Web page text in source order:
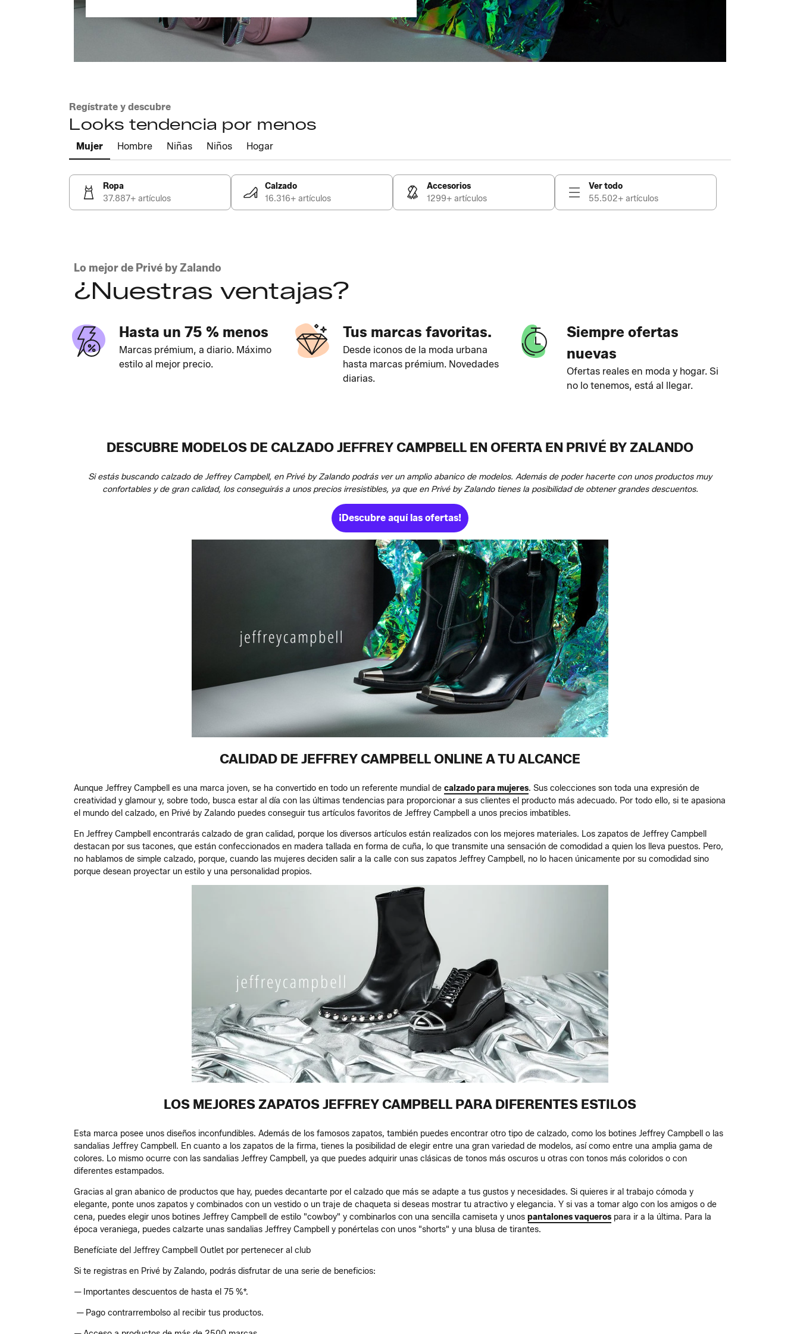
Regístrate y descubre
Looks tendencia por menos
Mujer Hombre Niñas Niños Hogar
Ropa
37.887+ artículos
Calzado
16.316+ artículos
Accesorios
1299+ artículos
Ver todo
55.502+ artículos
Lo mejor de Privé by Zalando
¿Nuestras ventajas?
Hasta un 75 % menos
Marcas prémium, a diario. Máximo
estilo al mejor precio.
Tus marcas favoritas.
Desde iconos de la moda urbana
hasta marcas prémium. Novedades
diarias.
Siempre ofertas
nuevas
Ofertas reales en moda y hogar. Si
no lo tenemos, está al llegar.
DESCUBRE MODELOS DE CALZADO JEFFREY CAMPBELL EN OFERTA EN PRIVÉ BY ZALANDO
Si estás buscando calzado de Jeffrey Campbell, en Privé by Zalando podrás ver un amplio abanico de modelos. Además de poder hacerte con unos productos muy
confortables y de gran calidad, los conseguirás a unos precios irresistibles, ya que en Privé by Zalando tienes la posibilidad de obtener grandes descuentos.
¡Descubre aquí las ofertas!
CALIDAD DE JEFFREY CAMPBELL ONLINE A TU ALCANCE
Aunque Jeffrey Campbell es una marca joven, se ha convertido en todo un referente mundial de calzado para mujeres. Sus colecciones son toda una expresión de
creatividad y glamour y, sobre todo, busca estar al día con las últimas tendencias para proporcionar a sus clientes el producto más adecuado. Por todo ello, si te apasiona
el mundo del calzado, en Privé by Zalando puedes conseguir tus artículos favoritos de Jeffrey Campbell a unos precios imbatibles.
En Jeffrey Campbell encontrarás calzado de gran calidad, porque los diversos artículos están realizados con los mejores materiales. Los zapatos de Jeffrey Campbell
destacan por sus tacones, que están confeccionados en madera tallada en forma de cuña, lo que transmite una sensación de comodidad a quien los lleva puestos. Pero,
no hablamos de simple calzado, porque, cuando las mujeres deciden salir a la calle con sus zapatos Jeffrey Campbell, no lo hacen únicamente por su comodidad sino
porque desean proyectar un estilo y una personalidad propios.
LOS MEJORES ZAPATOS JEFFREY CAMPBELL PARA DIFERENTES ESTILOS
Esta marca posee unos diseños inconfundibles. Además de los famosos zapatos, también puedes encontrar otro tipo de calzado, como los botines Jeffrey Campbell o las
sandalias Jeffrey Campbell. En cuanto a los zapatos de la firma, tienes la posibilidad de elegir entre una gran variedad de modelos, así como entre una amplia gama de
colores. Lo mismo ocurre con las sandalias Jeffrey Campbell, ya que puedes adquirir unas clásicas de tonos más oscuros u otras con tonos más coloridos o con
diferentes estampados.
Gracias al gran abanico de productos que hay, puedes decantarte por el calzado que más se adapte a tus gustos y necesidades. Si quieres ir al trabajo cómoda y
elegante, ponte unos zapatos y combinados con un vestido o un traje de chaqueta si deseas mostrar tu atractivo y elegancia. Y si vas a tomar algo con los amigos o de
cena, puedes elegir unos botines Jeffrey Campbell de estilo "cowboy" y combinarlos con una sencilla camiseta y unos pantalones vaqueros para ir a la última. Para la
época veraniega, puedes calzarte unas sandalias Jeffrey Campbell y ponértelas con unos "shorts" y una blusa de tirantes.
Benefíciate del Jeffrey Campbell Outlet por pertenecer al club
Si te registras en Privé by Zalando, podrás disfrutar de una serie de beneficios:
— Importantes descuentos de hasta el 75 %*.
— Pago contrarrembolso al recibir tus productos.